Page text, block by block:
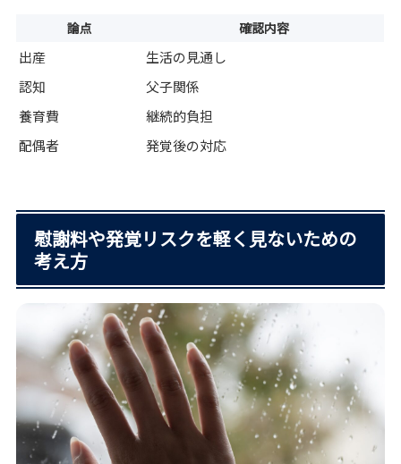
論点 確認内容
出産
生活の見通し
認知
父子関係
養育費
継続的負担
配偶者
発覚後の対応
慰謝料や発覚リスクを軽く見ないための
考え方